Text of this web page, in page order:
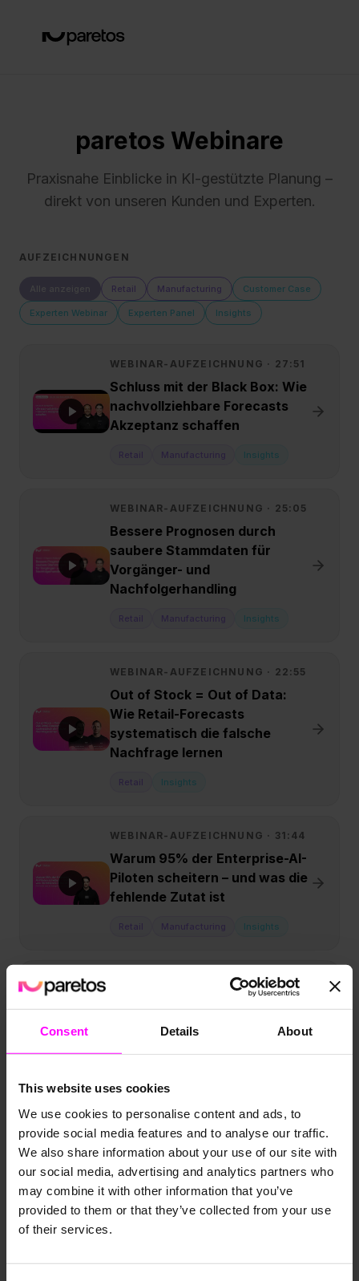
Consent Details About
This website uses cookies
We use cookies to personalise content and ads, to
provide social media features and to analyse our traffic.
We also share information about your use of our site with
our social media, advertising and analytics partners who
may combine it with other information that you’ve
provided to them or that they’ve collected from your use
of their services.
paretos Webinare
Praxisnahe Einblicke in KI-gestützte Planung –
direkt von unseren Kunden und Experten.
AUFZEICHNUNGEN
Retail Manufacturing Customer Case
Experten Webinar Experten Panel Insights
WEBINAR-AUFZEICHNUNG · 27:51
Schluss mit der Black Box: Wie
nachvollziehbare Forecasts
Akzeptanz schaffen
Retail Manufacturing Insights
WEBINAR-AUFZEICHNUNG · 25:05
Bessere Prognosen durch
saubere Stammdaten für
Vorgänger- und
Nachfolgerhandling
Retail Manufacturing Insights
WEBINAR-AUFZEICHNUNG · 22:55
Out of Stock = Out of Data:
Wie Retail-Forecasts
systematisch die falsche
Nachfrage lernen
Retail Insights
WEBINAR-AUFZEICHNUNG · 31:44
Warum 95% der Enterprise-AI-
Piloten scheitern – und was die
fehlende Zutat ist
Retail Manufacturing Insights
WEBINAR-AUFZEICHNUNG ·24:43
Retail Manufacturing
WEBINAR-AUFZEICHNUNG ·
Wie Bültel mit KI-Planung eine
datenreifere Organisation
wurde